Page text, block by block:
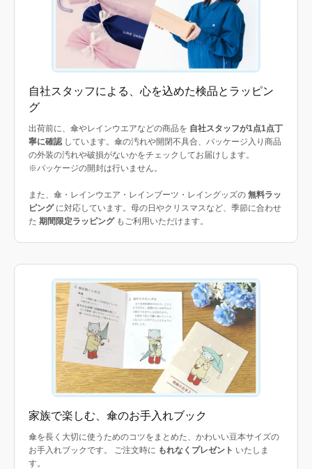
自社スタッフによる、心を込めた検品とラッピン
グ
出荷前に、傘やレインウエアなどの商品を 自社スタッフが1点1点丁
寧に確認しています。傘の汚れや開閉不具合、パッケージ入り商品
の外装の汚れや破損がないかをチェックしてお届けします。
※パッケージの開封は行いません。
また、傘・レインウエア・レインブーツ・レイングッズの 無料ラッ
ピングに対応しています。母の日やクリスマスなど、季節に合わせ
た 期間限定ラッピングもご利用いただけます。
家族で楽しむ、傘のお手入れブック
傘を長く大切に使うためのコツをまとめた、かわいい豆本サイズの
お手入れブックです。 ご注文時に もれなくプレゼント いたしま
す。